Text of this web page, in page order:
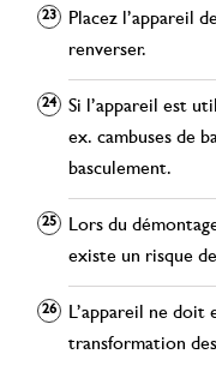
Placez l’appareil
renverser.
Si l’appareil est
ex. cambuses de
basculement.
Lors du
existe un risque
L’appareil ne doit
transformation